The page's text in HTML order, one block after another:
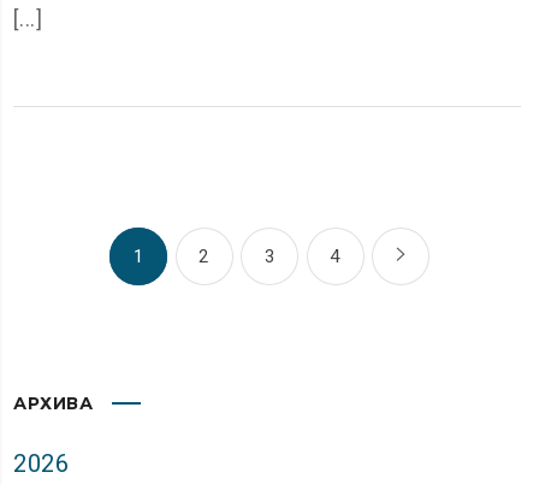
[...]
1 2 3 4
АРХИВА
2026